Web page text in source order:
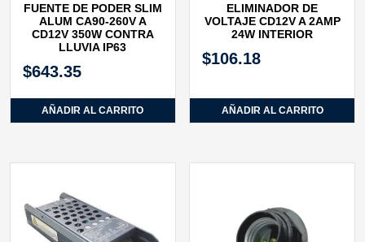
FUENTE DE PODER SLIM
ALUM CA90‐260V A
CD12V 350W CONTRA
LLUVIA IP63
$643.35
AÑADIR AL CARRITO
ELIMINADOR DE
VOLTAJE CD12V A 2AMP
24W INTERIOR
$106.18
AÑADIR AL CARRITO